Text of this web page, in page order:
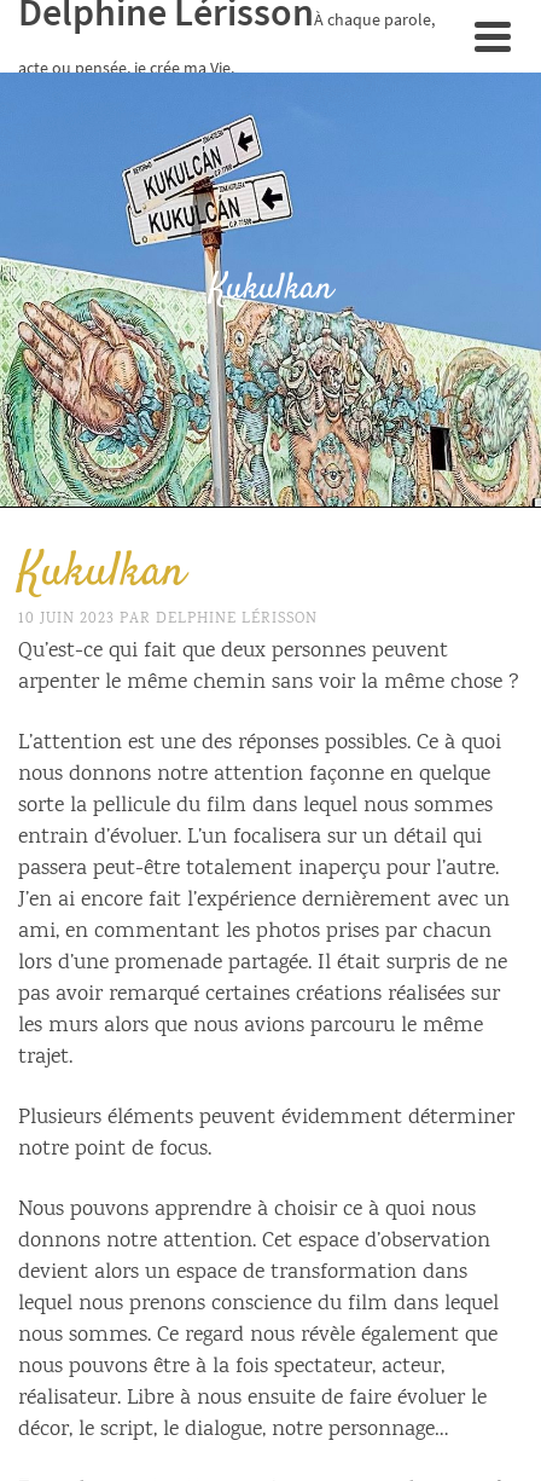
Delphine LérissonÀ chaque parole,
acte ou pensée, je crée ma Vie.
Kukulkan
Kukulkan
10 JUIN 2023 PAR DELPHINE LÉRISSON
Qu’est-ce qui fait que deux personnes peuvent
arpenter le même chemin sans voir la même chose ?
L’attention est une des réponses possibles. Ce à quoi
nous donnons notre attention façonne en quelque
sorte la pellicule du film dans lequel nous sommes
entrain d’évoluer. L’un focalisera sur un détail qui
passera peut-être totalement inaperçu pour l’autre.
J’en ai encore fait l’expérience dernièrement avec un
ami, en commentant les photos prises par chacun
lors d’une promenade partagée. Il était surpris de ne
pas avoir remarqué certaines créations réalisées sur
les murs alors que nous avions parcouru le même
trajet.
Plusieurs éléments peuvent évidemment déterminer
notre point de focus.
Nous pouvons apprendre à choisir ce à quoi nous
donnons notre attention. Cet espace d’observation
devient alors un espace de transformation dans
lequel nous prenons conscience du film dans lequel
nous sommes. Ce regard nous révèle également que
nous pouvons être à la fois spectateur, acteur,
réalisateur. Libre à nous ensuite de faire évoluer le
décor, le script, le dialogue, notre personnage…